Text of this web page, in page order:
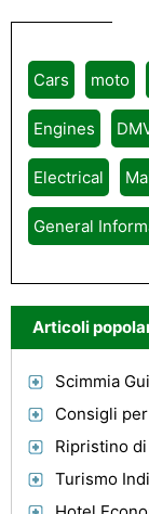
Cars moto
Engines
Electrical
General
Articoli
Scimmia
Ripristino
Turismo